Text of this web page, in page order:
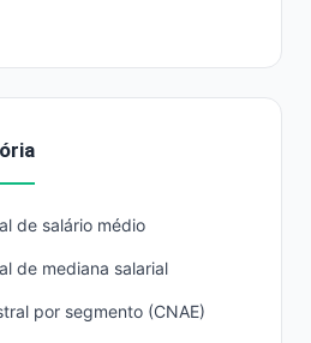
de salário médio
de mediana salarial
por segmento (CNAE)